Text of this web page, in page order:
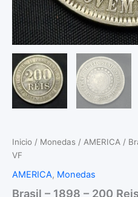
Inicio / Monedas / AMERICA /
VF
AMERICA, Monedas
Brasil – 1898 – 200